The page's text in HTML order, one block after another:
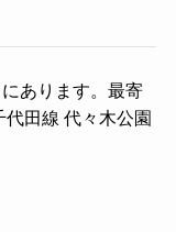
あります。最寄
代田線 代々木公園